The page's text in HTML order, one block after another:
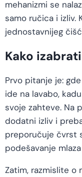
mehanizmi se
samo ručica i izliv.
jednostavnijeg
Kako
Prvo pitanje je:
ide na lavabo,
svoje zahteve. Na
dodatni izliv i
preporučuje čvrst
podešavanje
Zatim, razmislite o